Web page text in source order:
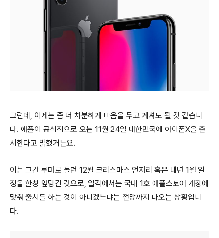
그런데, 이제는 좀 더 차분하게 마음을 두고 계셔도 될 것 같습니
다. 애플이 공식적으로 오는 11월 24일 대한민국에 아이폰X을 출
시한다고 밝혔거든요.
이는 그간 루머로 돌던 12월 크리스마스 언저리 혹은 내년 1월 일
정을 한창 앞당긴 것으로, 일각에서는 국내 1호 애플스토어 개장에
맞춰 출시를 하는 것이 아니겠느냐는 전망까지 나오는 상황입니
다.